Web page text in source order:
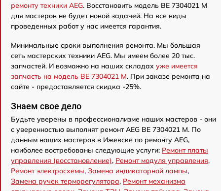
ремонту техники AEG. Восстановить модель BE 7304021 M
для мастеров не будет новой задачей. На все виды
проведенных работ у нас имеется гарантия.
Минимальные сроки выполнения ремонта. Мы большая
сеть мастерских техники AEG. Мы имеем более 20 тыс.
запчастей. И возможно на наших складах уже имеется
запчасть на модель BE 7304021 M. При заказе ремонта на
сайте - предоставляется скидка -25%.
Знаем свое дело
Будьте уверены в профессионализме наших мастеров - они
с уверенностью выполнят ремонт AEG BE 7304021 M. По
данным наших мастеров в Ижевске по ремонту AEG,
наиболее востребованы следующие услуги: Ремонт платы
управления (восстановление), Ремонт модуля управления,
Ремонт электросхемы, Замена индикаторной лампы,
Замена ручек терморегулятора, Ремонт механизма